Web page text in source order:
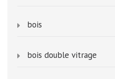
bois
bois double vitrage